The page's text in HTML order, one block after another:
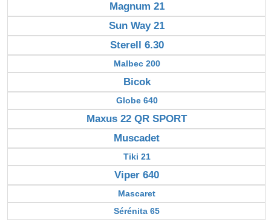
Magnum 21
Sun Way 21
Sterell 6.30
Malbec 200
Bicok
Globe 640
Maxus 22 QR SPORT
Muscadet
Tiki 21
Viper 640
Mascaret
Sérénita 65